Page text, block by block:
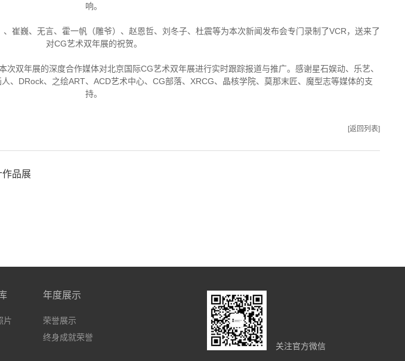
响。
崔巍、无言、霍一帆（雕爷）、赵恩哲、刘冬子、杜震等为本次新闻发布会专门录制了VCR，送来了
对CG艺术双年展的祝贺。
双年展的深度合作媒体对北京国际CG艺术双年展进行实时跟踪报道与推广。感谢星石娱动、乐艺、
、DRock、之绘ART、ACD艺术中心、CG部落、XRCG、晶核学院、莫那末匠、魔型志等媒体的支
持。
[返回列表]
作品展
片
年度展示
荣誉展示
终身成就荣誉
关注官方微信